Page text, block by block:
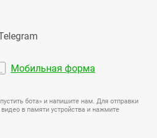
Мобильная форма
бота» и напишите нам. Для отправки
в памяти устройства и нажмите